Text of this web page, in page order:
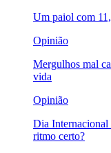
Um paiol com
Opinião
Mergulhos mal
vida
Opinião
Dia Internacional
ritmo certo?